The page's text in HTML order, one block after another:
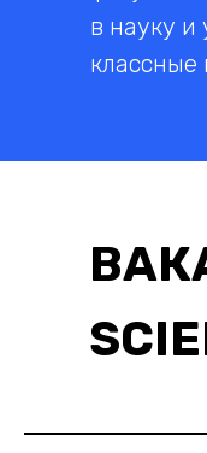
в науку
классные